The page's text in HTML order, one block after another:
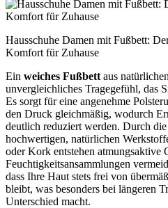
Hausschuhe Damen mit Fußbett:
Komfort für Zuhause
Ein weiches Fußbett aus
unvergleichliches Tragegefühl, das
Es sorgt für eine angenehme
den Druck gleichmäßig, wodurch
deutlich reduziert werden. Durch
hochwertigen, natürlichen
oder Kork entstehen atmungsaktive
Feuchtigkeitsansammlungen
dass Ihre Haut stets frei von
bleibt, was besonders bei längeren
Unterschied macht.